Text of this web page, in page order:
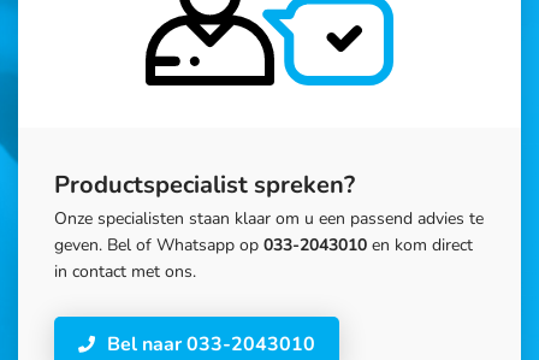
Productspecialist spreken?
Onze specialisten staan klaar om u een passend advies te
geven. Bel of Whatsapp op 033-2043010 en kom direct
in contact met ons.
Bel naar 033-2043010